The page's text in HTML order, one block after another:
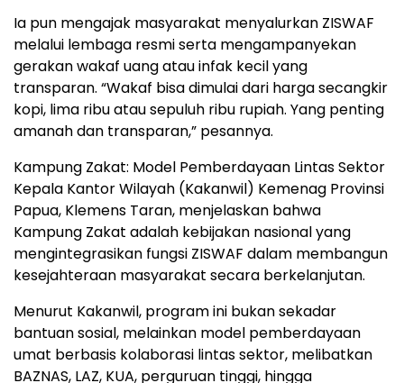
Ia pun mengajak masyarakat menyalurkan ZISWAF
melalui lembaga resmi serta mengampanyekan
gerakan wakaf uang atau infak kecil yang
transparan. “Wakaf bisa dimulai dari harga secangkir
kopi, lima ribu atau sepuluh ribu rupiah. Yang penting
amanah dan transparan,” pesannya.
Kampung Zakat: Model Pemberdayaan Lintas Sektor
Kepala Kantor Wilayah (Kakanwil) Kemenag Provinsi
Papua, Klemens Taran, menjelaskan bahwa
Kampung Zakat adalah kebijakan nasional yang
mengintegrasikan fungsi ZISWAF dalam membangun
kesejahteraan masyarakat secara berkelanjutan.
Menurut Kakanwil, program ini bukan sekadar
bantuan sosial, melainkan model pemberdayaan
umat berbasis kolaborasi lintas sektor, melibatkan
BAZNAS, LAZ, KUA, perguruan tinggi, hingga